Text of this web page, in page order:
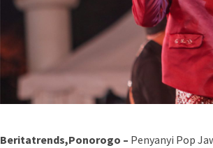
Beritatrends,Ponorogo – Penyanyi Pop